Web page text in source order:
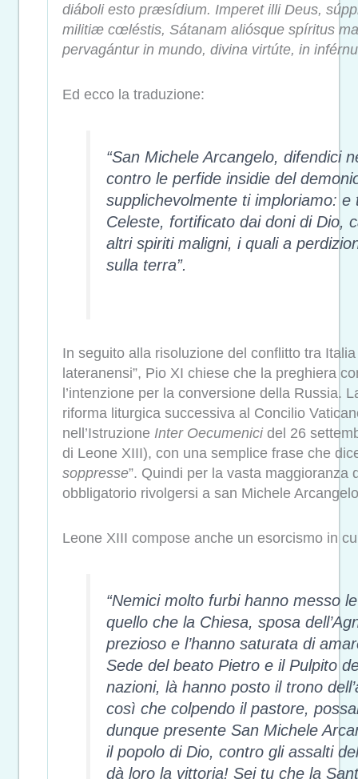
diáboli esto præsídium. Imperet illi Deus,
militiæ cœléstis, Sátanam aliósque spíritus
pervagántur in mundo, divina virtúte, in
Ed ecco la traduzione:
“San Michele Arcangelo, difendici
contro le perfide insidie del
supplichevolmente ti imploriamo: e
Celeste, fortificato dai doni di Dio,
altri spiriti maligni, i quali a
sulla terra”.
In seguito alla risoluzione del conflitto tra
lateranensi”, Pio XI chiese che la preghiera
l’intenzione per la conversione della Russia.
riforma liturgica successiva al Concilio
nell’Istruzione Inter Oecumenicidel 26
di Leone XIII), con una semplice frase che
soppresse”. Quindi per la vasta maggioranza
obbligatorio rivolgersi a san Michele
Leone XIII compose anche un esorcismo in
“Nemici molto furbi hanno messo
quello che la Chiesa, sposa
prezioso e l’hanno saturata di
Sede del beato Pietro e il Pulpito
nazioni, là hanno posto il trono
così che colpendo il pastore,
dunque presente San Michele
il popolo di Dio, contro gli assalti
dà loro la vittoria! Sei tu che la